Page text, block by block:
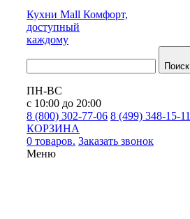
Кухни Mall Комфорт,
доступный
каждому
Поиск
ПН-ВС
с 10:00 до 20:00
8 (800) 302-77-06 8 (499) 348-15-11
КОРЗИНА
0 товаров. Заказать звонок
Меню